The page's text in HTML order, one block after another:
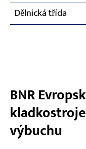
Dělnická třída
BNR
výbuchu